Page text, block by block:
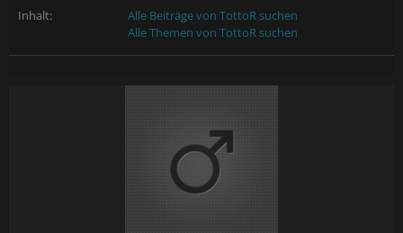
Inhalt:
Alle Beiträge von TottoR suchen
Alle Themen von TottoR suchen